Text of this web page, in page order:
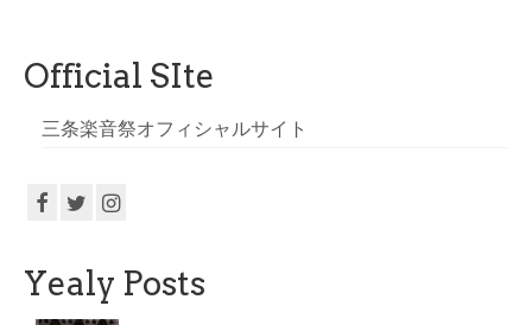
Official SIte
三条楽音祭オフィシャルサイト
Yealy Posts